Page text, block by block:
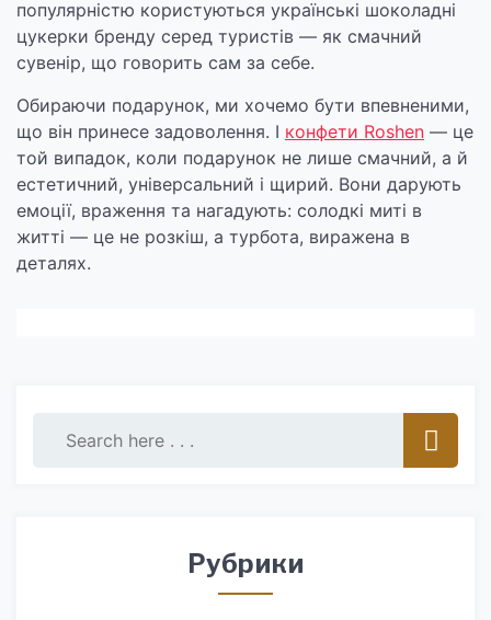
популярністю користуються українські шоколадні
цукерки бренду серед туристів — як смачний
сувенір, що говорить сам за себе.
Обираючи подарунок, ми хочемо бути впевненими,
що він принесе задоволення. І конфети Roshen — це
той випадок, коли подарунок не лише смачний, а й
естетичний, універсальний і щирий. Вони дарують
емоції, враження та нагадують: солодкі миті в
житті — це не розкіш, а турбота, виражена в
деталях.
Рубрики